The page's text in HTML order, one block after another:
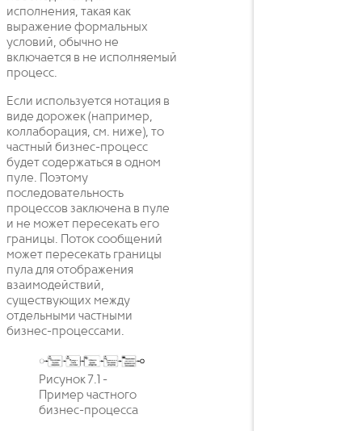
исполнения, такая как
выражение формальных
условий, обычно не
включается в не исполняемый
процесс.
Если используется нотация в
виде дорожек (например,
коллаборация, см. ниже), то
частный бизнес-процесс
будет содержаться в одном
пуле. Поэтому
последовательность
процессов заключена в пуле
и не может пересекать его
границы. Поток сообщений
может пересекать границы
пула для отображения
взаимодействий,
существующих между
отдельными частными
бизнес-процессами.
Рисунок 7.1 -
Пример частного
бизнес-процесса